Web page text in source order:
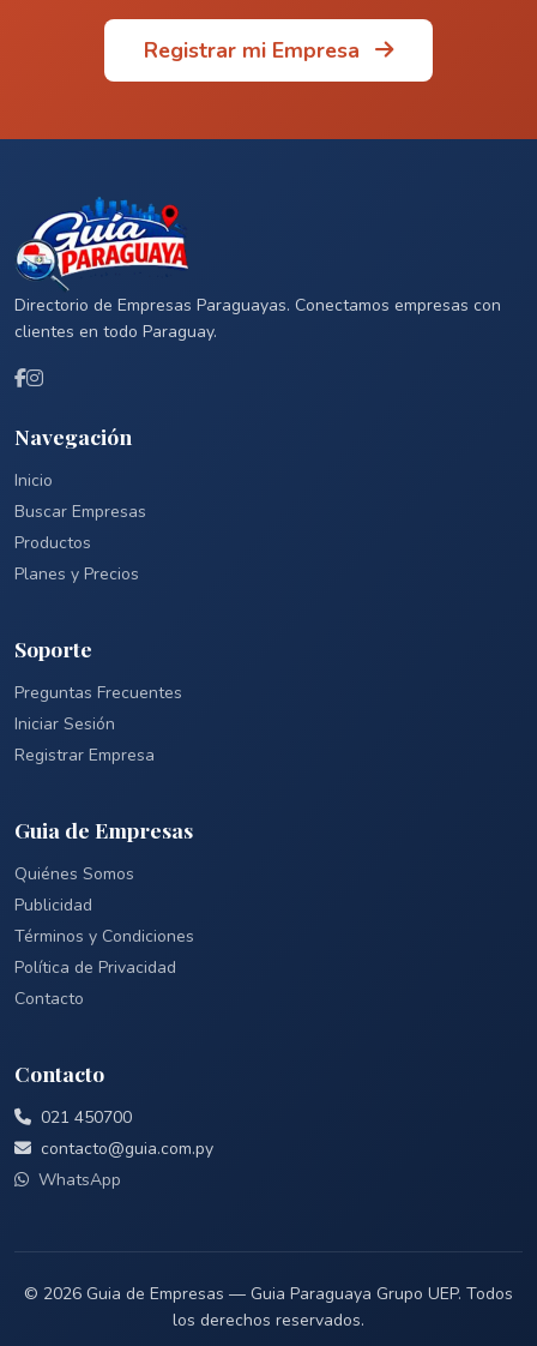
Registrar mi Empresa
Directorio de Empresas Paraguayas. Conectamos empresas con
clientes en todo Paraguay.
Navegación
Inicio
Buscar Empresas
Productos
Planes y Precios
Soporte
Preguntas Frecuentes
Iniciar Sesión
Registrar Empresa
Guia de Empresas
Quiénes Somos
Publicidad
Términos y Condiciones
Política de Privacidad
Contacto
Contacto
021 450700
contacto@guia.com.py
WhatsApp
© 2026 Guia de Empresas — Guia Paraguaya Grupo UEP. Todos
los derechos reservados.